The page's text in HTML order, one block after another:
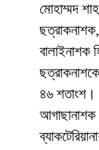
মোহাম্মদ
বালাইনাশক
৪৬ শতাংশ।
আগাছানাশক